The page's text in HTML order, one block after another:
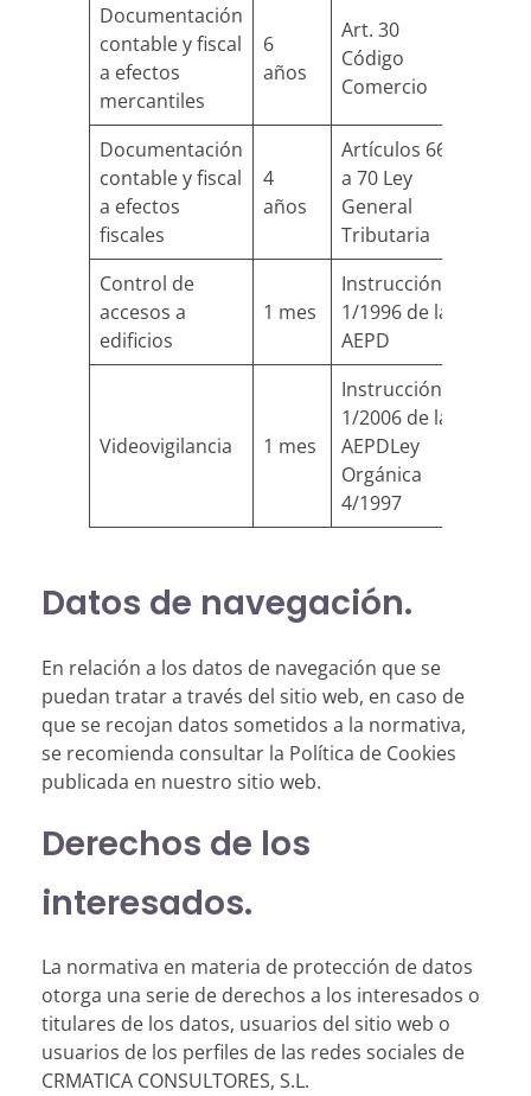
Documentación
contable y fiscal
a efectos
mercantiles
6
años
Art. 30
Código
Comercio
Documentación
contable y fiscal
a efectos
fiscales
4
años
Artículos 66
a 70 Ley
General
Tributaria
Control de
accesos a
edificios
1 mes
Instrucción
1/1996 de la
AEPD
Videovigilancia 1 mes
Instrucción
1/2006 de la
AEPDLey
Orgánica
4/1997
Datos de navegación.
En relación a los datos de navegación que se
puedan tratar a través del sitio web, en caso de
que se recojan datos sometidos a la normativa,
se recomienda consultar la Política de Cookies
publicada en nuestro sitio web.
Derechos de los
interesados.
La normativa en materia de protección de datos
otorga una serie de derechos a los interesados o
titulares de los datos, usuarios del sitio web o
usuarios de los perfiles de las redes sociales de
CRMATICA CONSULTORES, S.L.